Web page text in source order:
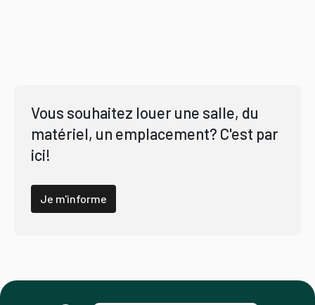
Vous souhaitez louer une salle, du
matériel, un emplacement? C'est par
ici!
Je m'informe